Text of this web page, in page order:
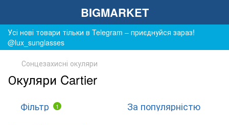
BIGMARKET
Усі нові товари тільки в Telegram – приєднуйся зараз!
@lux_sunglasses
Сонцезахисні окуляри
Окуляри Cartier
Фільтр 1 За популярністю